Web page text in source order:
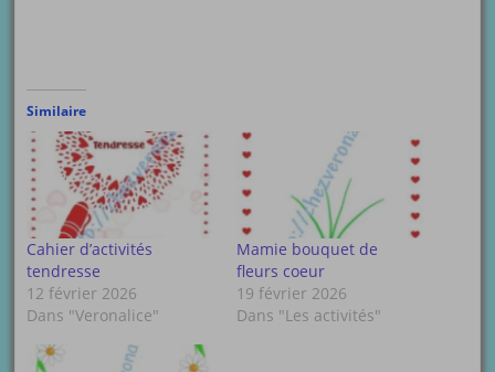
Similaire
Cahier d’activités
tendresse
12 février 2026
Dans "Veronalice"
Mamie bouquet de
fleurs coeur
19 février 2026
Dans "Les activités"